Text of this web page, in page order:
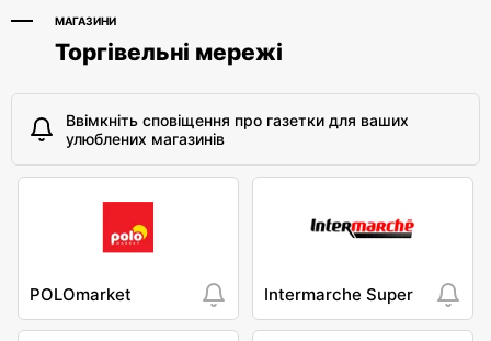
МАГАЗИНИ
Торгівельні мережі
Ввімкніть сповіщення про газетки для ваших
улюблених магазинів
POLOmarket Intermarche Super